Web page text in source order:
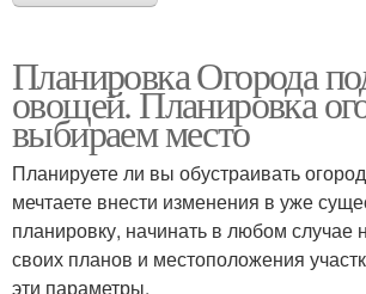
Планировка Огорода
овощей. Планировка
выбираем место
Планируете ли вы обустраивать
мечтаете внести изменения в уже
планировку, начинать в любом случае
своих планов и местоположения
эти параметры.